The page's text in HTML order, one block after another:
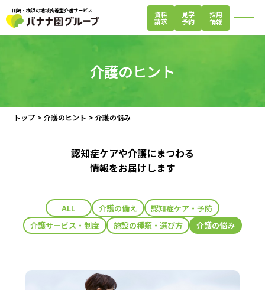
川崎・横浜の地域密着型介護サービス 資料
請求
見学
予約
採用
情報
介護のヒント
トップ > 介護のヒント > 介護の悩み
認知症ケアや介護にまつわる
情報をお届けします
ALL 介護の備え
認知症ケア・予防
介護サービス・制度
施設の種類・選び方 介護の悩み